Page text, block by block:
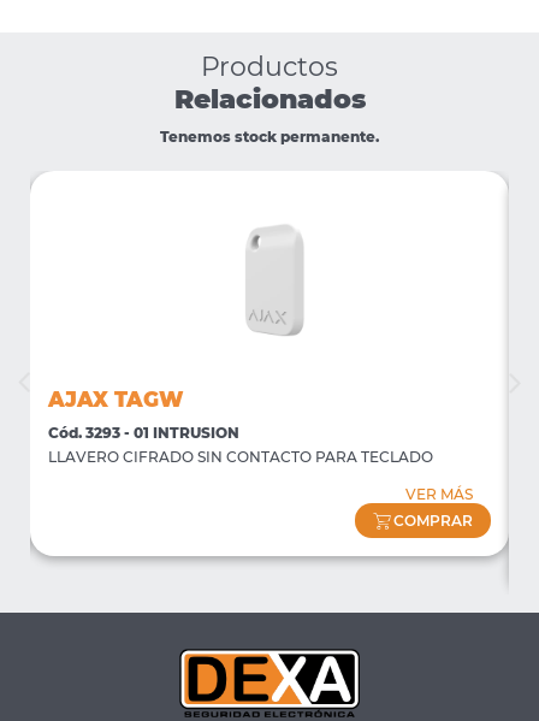
Productos
Relacionados
Tenemos stock permanente.
AJAX TAGW
Cód. 3293 - 01 INTRUSION
LLAVERO CIFRADO SIN CONTACTO PARA TECLADO
VER MÁS
COMPRAR